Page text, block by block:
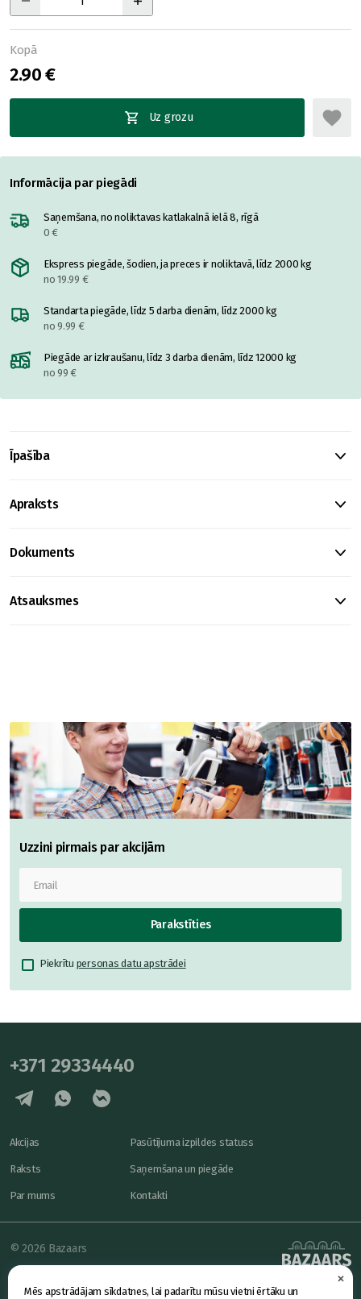
×
Mēs apstrādājam sīkdatnes, lai padarītu mūsu vietni ērtāku un
Kopā
2.90 €
Uz grozu
Informācija par piegādi
Saņemšana, no noliktavas katlakalnā ielā 8, rīgā
0 €
Ekspress piegāde, šodien, ja preces ir noliktavā, līdz 2000 kg
no 19.99 €
Standarta piegāde, līdz 5 darba dienām, līdz 2000 kg
no 9.99 €
Piegāde ar izkraušanu, līdz 3 darba dienām, līdz 12000 kg
no 99 €
Īpašība
Apraksts
Dokuments
Atsauksmes
Uzzini pirmais par akcijām
Parakstīties
Piekrītu personas datu apstrādei
+371 29334440
Akcijas
Raksts
Par mums
Pasūtījuma izpildes statuss
Saņemšana un piegāde
Kontakti
powered by
© 2026 Bazaars
Konfidencialitāte